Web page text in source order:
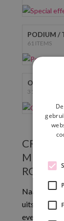
PODIUM /
61 ITEMS
OVERIGE
31 ITEMS
MET
Naast
uitstekende
evenement.